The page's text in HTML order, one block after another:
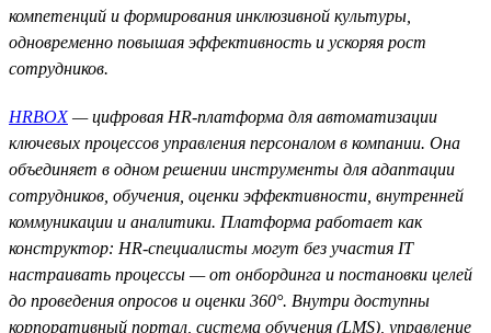
компетенций и формирования инклюзивной культуры,
одновременно повышая эффективность и ускоряя рост
сотрудников.
HRBOX— цифровая HR-платформа для автоматизации
ключевых процессов управления персоналом в компании. Она
объединяет в одном решении инструменты для адаптации
сотрудников, обучения, оценки эффективности, внутренней
коммуникации и аналитики. Платформа работает как
конструктор: HR-специалисты могут без участия IT
настраивать процессы — от онбординга и постановки целей
до проведения опросов и оценки 360°. Внутри доступны
корпоративный портал, система обучения (LMS), управление